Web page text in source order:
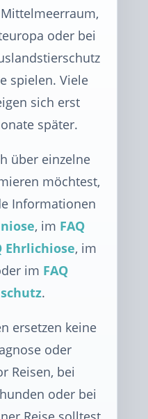
oder bei
spielen. Viele
sich erst
später.
über einzelne
möchtest,
Informationen
, im FAQ
Ehrlichiose, im
im FAQ
.
ersetzen keine
oder
Reisen, bei
oder bei